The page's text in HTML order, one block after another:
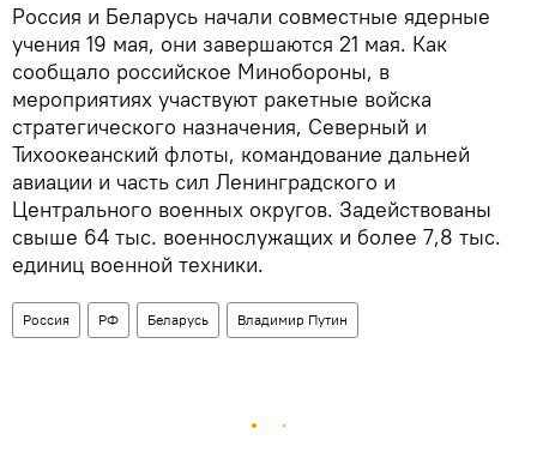
Россия и Беларусь начали совместные ядерные
учения 19 мая, они завершаются 21 мая. Как
сообщало российское Минобороны, в
мероприятиях участвуют ракетные войска
стратегического назначения, Северный и
Тихоокеанский флоты, командование дальней
авиации и часть сил Ленинградского и
Центрального военных округов. Задействованы
свыше 64 тыс. военнослужащих и более 7,8 тыс.
единиц военной техники.
Россия РФ Беларусь Владимир Путин